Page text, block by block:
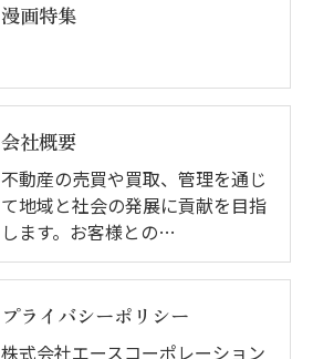
漫画特集
会社概要
不動産の売買や買取、管理を通じ
て地域と社会の発展に貢献を目指
します。お客様との…
プライバシーポリシー
株式会社エースコーポレーション